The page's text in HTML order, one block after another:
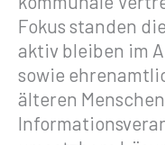
Fokus standen
aktiv bleiben im
sowie
älteren